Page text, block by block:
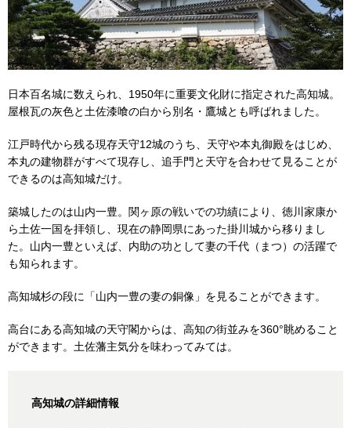
日本百名城に数えられ、1950年に重要文化財に指定された高知城。
屋根瓦の灰色と土佐漆喰の白から別名・鷹城とも呼ばれました。
江戸時代から残る現存天守12城のうち、天守や本丸御殿をはじめ、
本丸の建物群がすべて現存し、追手門と天守を合わせて見ることが
できるのは高知城だけ。
築城したのは山内一豊。関ヶ原の戦いでの功績により、徳川家康か
ら土佐一国を拝領し、現在の静岡県にあった掛川城から移りまし
た。山内一豊といえば、内助の功として妻の千代（まつ）の活躍で
も知られます。
高知城杉の段に「山内一豊の妻の銅像」を見ることができます。
高台にある高知城の天守閣からは、高知の街並みを360°眺めること
ができます。土佐藩主気分を味わってみては。
高知城の詳細情報